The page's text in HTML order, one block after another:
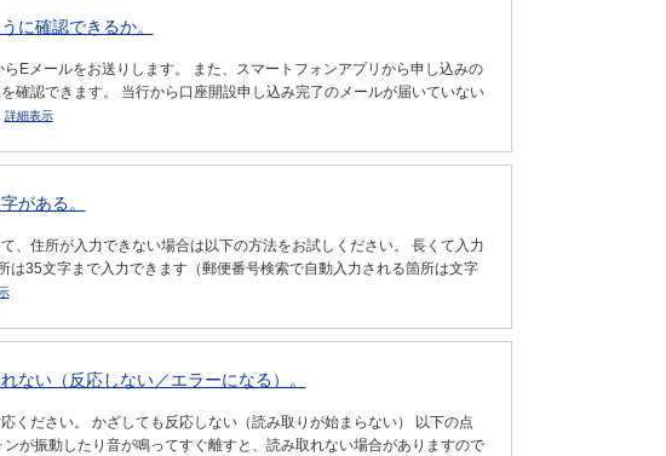
に確認できるか。
Eメールをお送りします。 また、スマートフォンアプリから申し込みの
確認できます。 当行から口座開設申し込み完了のメールが届いていない
詳細表示
がある。
、住所が入力できない場合は以下の方法をお試しください。 長くて入力
35文字まで入力できます（郵便番号検索で自動入力される箇所は文字
ない（反応しない／エラーになる）。
ください。 かざしても反応しない（読み取りが始まらない） 以下の点
が振動したり音が鳴ってすぐ離すと、読み取れない場合がありますので